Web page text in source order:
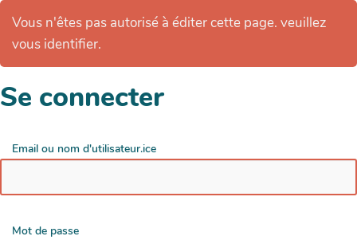
Vous n'êtes pas autorisé à éditer cette page. veuillez
vous identifier.
Se connecter
Email ou nom d'utilisateur.ice
Mot de passe